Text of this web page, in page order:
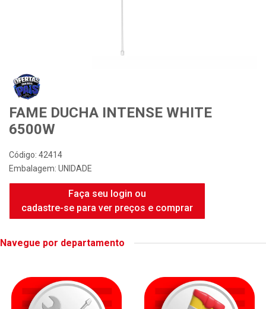
FAME DUCHA INTENSE WHITE
6500W
Código: 42414
Embalagem: UNIDADE
Faça seu login ou
cadastre-se para ver preços e comprar
Navegue por departamento